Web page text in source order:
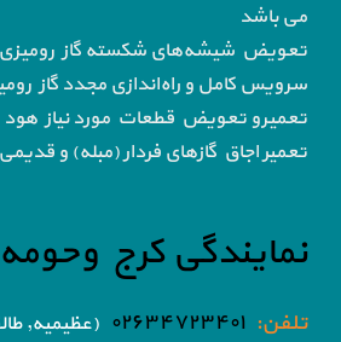
می باشد
تعویض شیشه‌های شکسته گاز رومیزی
سرویس کامل و راه‌اندازی مجدد گاز
تعمیرو تعویض قطعات مورد نیاز هود
تعمیر اجاق گاز‌های فردار (مبله) و قدیمی
نمایندگی کرج وحومه
تلفن: ۰۲۶۳۴۷۲۳۴۰۱
(عظیمیه,